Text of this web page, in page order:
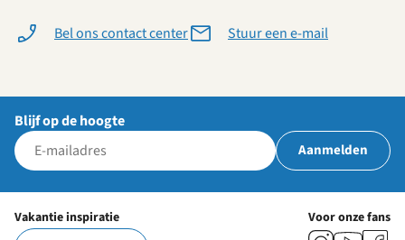
Bel ons contact center Stuur een e-mail
Blijf op de hoogte
Aanmelden
Vakantie inspiratie Voor onze fans